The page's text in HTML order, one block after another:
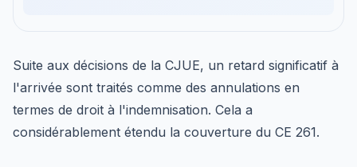
Suite aux décisions de la CJUE, un retard significatif à
l'arrivée sont traités comme des annulations en
termes de droit à l'indemnisation. Cela a
considérablement étendu la couverture du CE 261.